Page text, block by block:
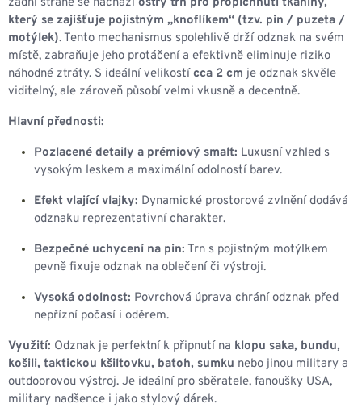
který se zajišťuje pojistným „knoflíkem“ (tzv. pin / puzeta /
motýlek). Tento mechanismus spolehlivě drží odznak na svém
místě, zabraňuje jeho protáčení a efektivně eliminuje riziko
náhodné ztráty. S ideální velikostícca 2 cm je odznak skvěle
viditelný, ale zároveň působí velmi vkusně a decentně.
Hlavní přednosti:
Pozlacené detaily a prémiový smalt: Luxusní vzhled s
vysokým leskem a maximální odolností barev.
Efekt vlající vlajky: Dynamické prostorové zvlnění dodává
odznaku reprezentativní charakter.
Bezpečné uchycení na pin: Trn s pojistným motýlkem
pevně fixuje odznak na oblečení či výstroji.
Vysoká odolnost: Povrchová úprava chrání odznak před
nepřízní počasí i oděrem.
Využití: Odznak je perfektní k připnutí na klopu saka, bundu,
košili, taktickou kšiltovku, batoh, sumku nebo jinou military a
outdoorovou výstroj. Je ideální pro sběratele, fanoušky USA,
military nadšence i jako stylový dárek.